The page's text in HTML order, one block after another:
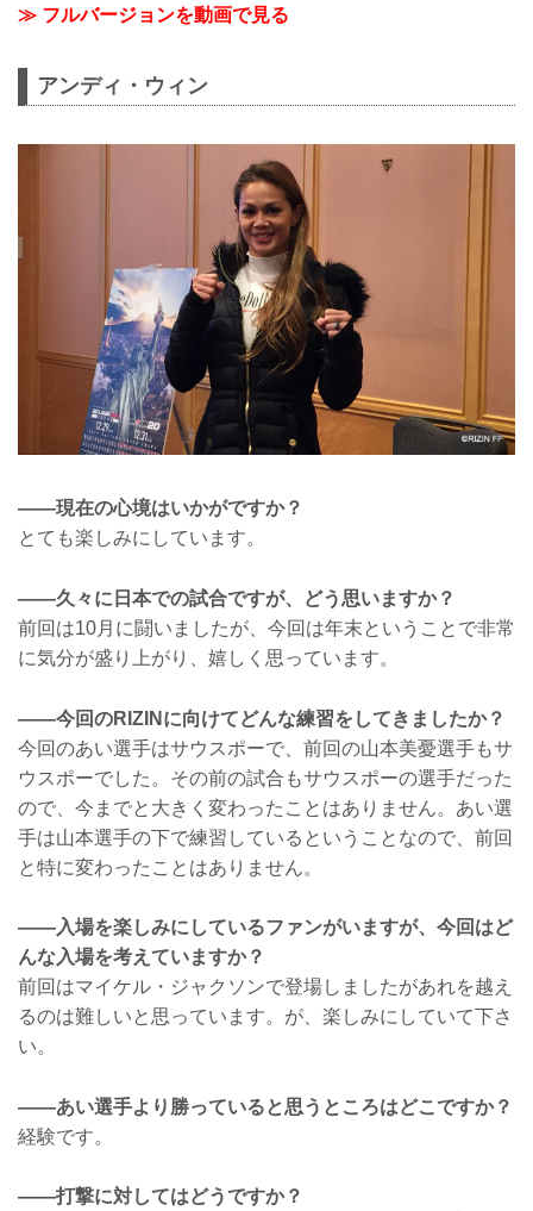
≫ フルバージョンを動画で見る
アンディ・ウィン
——現在の心境はいかがですか？
とても楽しみにしています。
——久々に日本での試合ですが、どう思いますか？
前回は10月に闘いましたが、今回は年末ということで非常
に気分が盛り上がり、嬉しく思っています。
——今回のRIZINに向けてどんな練習をしてきましたか？
今回のあい選手はサウスポーで、前回の山本美憂選手もサ
ウスポーでした。その前の試合もサウスポーの選手だった
ので、今までと大きく変わったことはありません。あい選
手は山本選手の下で練習しているということなので、前回
と特に変わったことはありません。
——入場を楽しみにしているファンがいますが、今回はど
んな入場を考えていますか？
前回はマイケル・ジャクソンで登場しましたがあれを越え
るのは難しいと思っています。が、楽しみにしていて下さ
い。
——あい選手より勝っていると思うところはどこですか？
経験です。
——打撃に対してはどうですか？